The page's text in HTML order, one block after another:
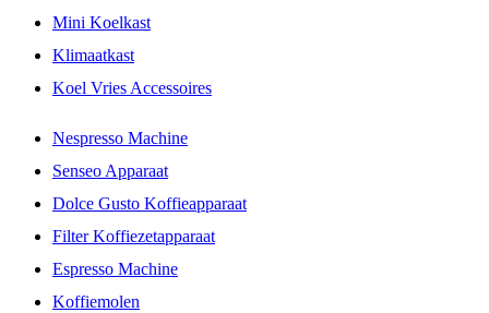
Mini Koelkast
Klimaatkast
Koel Vries Accessoires
Nespresso Machine
Senseo Apparaat
Dolce Gusto Koffieapparaat
Filter Koffiezetapparaat
Espresso Machine
Koffiemolen